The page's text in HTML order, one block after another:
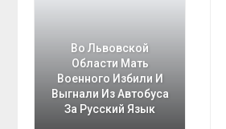
Во Львовской
Области Мать
Военного Избили И
Выгнали Из Автобуса
За Русский Язык